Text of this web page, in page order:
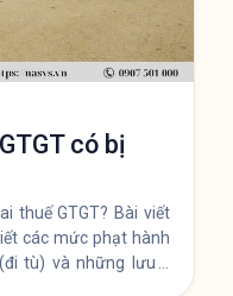
thuế hộ kinh doanh
chuẩn bị, thời gian
đáp liệu có thể làm